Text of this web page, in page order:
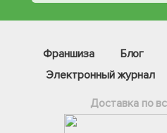
Франшиза Блог
Электронный журнал
Доставка по